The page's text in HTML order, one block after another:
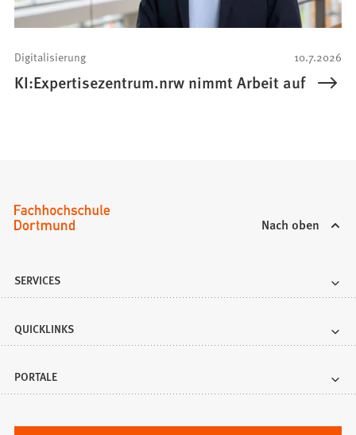
10.7.2026
Digitalisierung
KI:Expertisezentrum.nrw nimmt Arbeit auf
Nach oben
SERVICES
QUICKLINKS
PORTALE